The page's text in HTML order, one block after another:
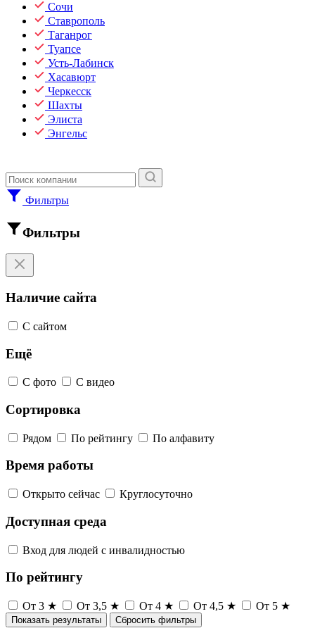
Сочи
Ставрополь
Таганрог
Туапсе
Усть-Лабинск
Хасавюрт
Черкесск
Шахты
Элиста
Энгельс
Фильтры
Фильтры
Наличие сайта
С сайтом
Ещё
С фото С видео
Сортировка
Рядом По рейтингу По алфавиту
Время работы
Открыто сейчас Круглосуточно
Доступная среда
Вход для людей с инвалидностью
По рейтингу
От 3 ★ От 3,5 ★ От 4 ★ От 4,5 ★ От 5 ★
Показать результаты Сбросить фильтры